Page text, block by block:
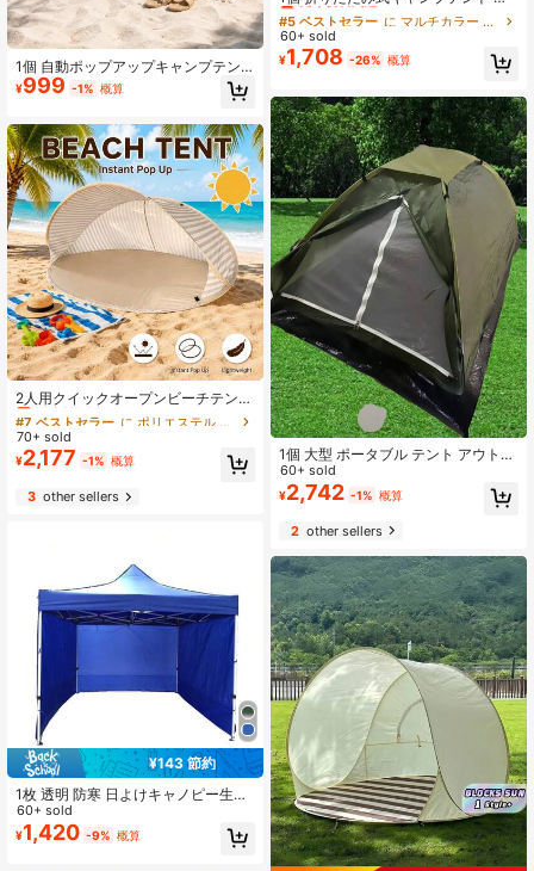
1個 自動ポップアップキャンプテン
ト、瞬時に自己開閉、防水、UV耐
性、防風、軽量&折りたたみ式、1-3
グ、バックパッキング、ビーチ、釣
り、ピクニック、旅行に適していま
す、シルバー色
¥999 -1% 概算
2人用クイックオープンビーチテン
ト、2秒で簡単設営、UVカット日よ
けアウトドアシェルター、ポータブ
ルビーチキャンプピクニック必需
品、収納バッグと地面杭付き、軽量
日よけテント、ガーデン、ビーチ、
キャンプ、旅行に適しています
#7 ベストセラー
に ポリエステル キャンプ用テント
売り切れ間近！
#7 ベストセラー
売り切れ間近！
#7 ベストセラー
売り切れ間近！
#7 ベストセラー
に ポリエステル キャンプ用テント
70+ sold
¥2,177 -1% 概算
3other sellers
¥143 節約
1枚 透明 防寒 日よけキャノピー生
地、アウトドア 4本脚傘フェンステ
ント、製品はテント生地1枚のみ、4
辺をロープで固定、トップとフレー
60+ sold
¥1,420 -9% 概算
ウトドア、公園、ピクニック、釣
り、家庭用、日よけ
#5 ベストセラー
売り切れ間近！
#5 ベストセラー
売り切れ間近！
#5 ベストセラー
に マルチカラー キャンプ用テント
60+ sold
¥1,708 -26% 概算
1個 大型 ポータブル テント アウトド
アキャンピング ハイキング 防水 UV
保護
60+ sold
¥2,742 -1% 概算
2other sellers